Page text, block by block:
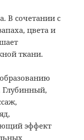
В сочетании с
цвета и
ткани.
Глубинный,
эффект